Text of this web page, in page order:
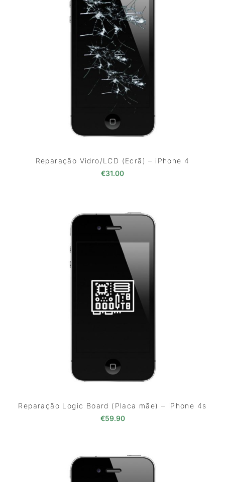
Reparação Vidro/LCD (Ecrã) – iPhone 4
€31.00
Reparação Logic Board (Placa mãe) – iPhone 4s
€59.90